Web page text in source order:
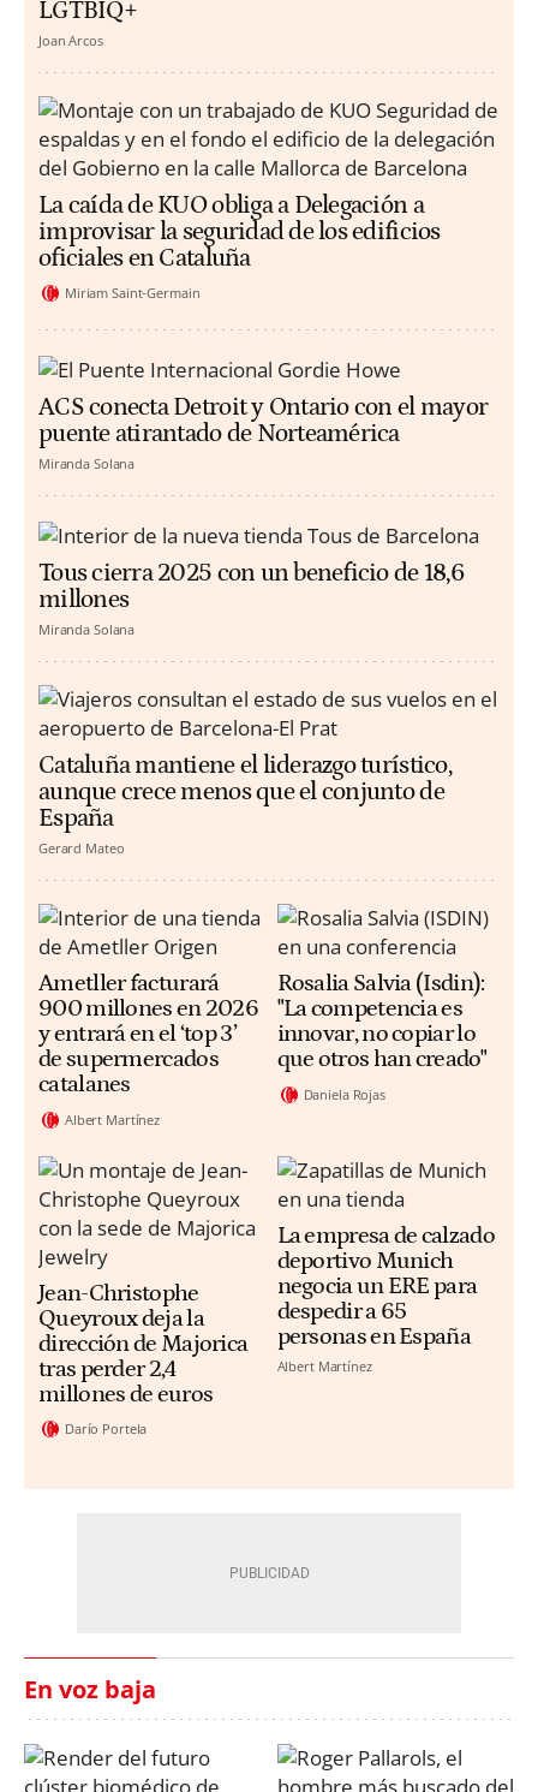
LGTBIQ+
Joan Arcos
La caída de KUO obliga a Delegación a
improvisar la seguridad de los edificios
oficiales en Cataluña
Miriam Saint-Germain
ACS conecta Detroit y Ontario con el mayor
puente atirantado de Norteamérica
Miranda Solana
Tous cierra 2025 con un beneficio de 18,6
millones
Miranda Solana
Cataluña mantiene el liderazgo turístico,
aunque crece menos que el conjunto de
España
Gerard Mateo
Ametller facturará
900 millones en 2026
y entrará en el ‘top 3’
de supermercados
catalanes
Albert Martínez
Rosalia Salvia (Isdin):
"La competencia es
innovar, no copiar lo
que otros han creado"
Daniela Rojas
Jean-Christophe
Queyroux deja la
dirección de Majorica
tras perder 2,4
millones de euros
Darío Portela
La empresa de calzado
deportivo Munich
negocia un ERE para
despedir a 65
personas en España
Albert Martínez
En voz baja